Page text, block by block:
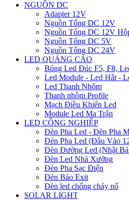
NGUỒN DC
Adapter 12V
Nguồn Tổng DC 12V
Nguồn Tổng DC 12V
Nguồn Tổng DC 5V
Nguồn Tổng DC 24V
LED QUẢNG CÁO
Bóng Led Đúc F5, F8,
Led Module - Led Hắt -
Led Thanh Nhôm
Thanh nhôm Profile
Mạch Điều Khiển Led
Module Led Ma Trận
LED CÔNG NGHIỆP
Đèn Pha Led - Đèn Pha
Đèn Pha Led (Đầu Vào
Đèn Đường Led (Nhật
Đèn Led Nhà Xưởng
Đèn Pha Sạc Điện
Đèn Báo Exit
Đèn led chống cháy nổ
SOLAR LIGHT